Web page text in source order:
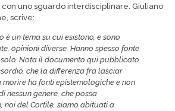
uno sguardo interdisciplinare. Giuliano
scrive:
è un tema su cui esistono, e sono
opinioni diverse. Hanno spesso fonte
Nota il documento qui pubblicato,
che la differenza fra lasciar
ha fonti epistemologiche e non
nessun genere, che possa
noi del Cortile, siamo abituati a